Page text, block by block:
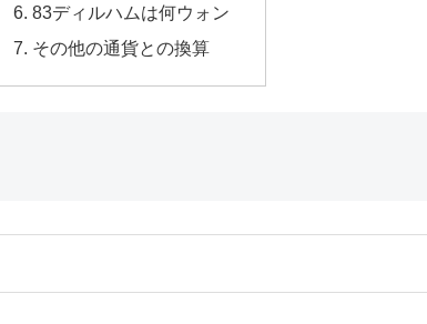
83ディルハムは何ウォン
その他の通貨との換算